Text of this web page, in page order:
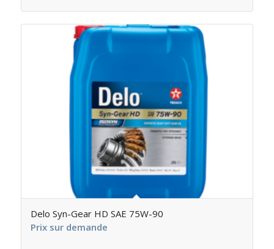
Delo Syn-Gear HD SAE 75W-90
Prix sur demande